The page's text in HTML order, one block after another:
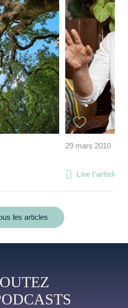
29 mars 2010
Lire l'article
les articles